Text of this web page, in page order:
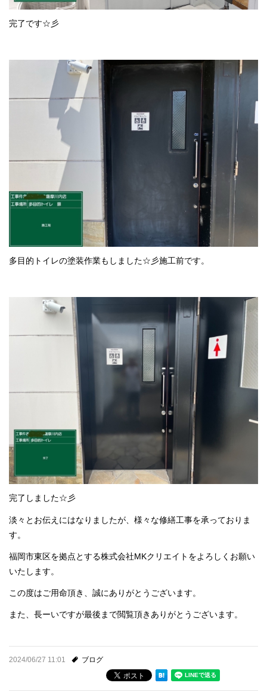
完了です☆彡
多目的トイレの塗装作業もしました☆彡施工前です。
完了しました☆彡
淡々とお伝えにはなりましたが、様々な修繕工事を承っておりま
す。
福岡市東区を拠点とする株式会社MKクリエイトをよろしくお願い
いたします。
この度はご用命頂き、誠にありがとうございます。
また、長ーいですが最後まで閲覧頂きありがとうございます。
2024/06/27 11:01 ブログ